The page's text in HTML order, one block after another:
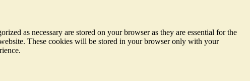
as necessary are stored on your browser as they are essential for the
These cookies will be stored in your browser only with your